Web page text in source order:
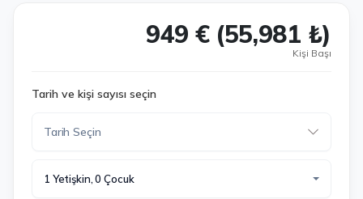
949 € (55,981 ₺)
Kişi Başı
Tarih ve kişi sayısı seçin
1 Yetişkin, 0 Çocuk